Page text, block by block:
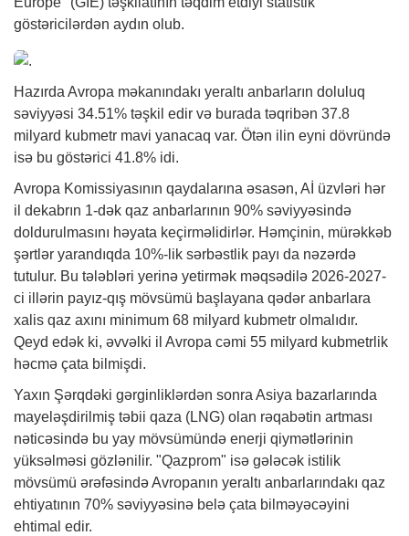
göstəricilərdən aydın olub.
Hazırda Avropa məkanındakı yeraltı anbarların doluluq
səviyyəsi 34.51% təşkil edir və burada təqribən 37.8
milyard kubmetr mavi yanacaq var. Ötən ilin eyni dövründə
isə bu göstərici 41.8% idi.
Avropa Komissiyasının qaydalarına əsasən, Aİ üzvləri hər
il dekabrın 1-dək qaz anbarlarının 90% səviyyəsində
doldurulmasını həyata keçirməlidirlər. Həmçinin, mürəkkəb
şərtlər yarandıqda 10%-lik sərbəstlik payı da nəzərdə
tutulur. Bu tələbləri yerinə yetirmək məqsədilə 2026-2027-
ci illərin payız-qış mövsümü başlayana qədər anbarlara
xalis qaz axını minimum 68 milyard kubmetr olmalıdır.
Qeyd edək ki, əvvəlki il Avropa cəmi 55 milyard kubmetrlik
həcmə çata bilmişdi.
Yaxın Şərqdəki gərginliklərdən sonra Asiya bazarlarında
mayeləşdirilmiş təbii qaza (LNG) olan rəqabətin artması
nəticəsində bu yay mövsümündə enerji qiymətlərinin
yüksəlməsi gözlənilir. "Qazprom" isə gələcək istilik
mövsümü ərəfəsində Avropanın yeraltı anbarlarındakı qaz
ehtiyatının 70% səviyyəsinə belə çata bilməyəcəyini
ehtimal edir.